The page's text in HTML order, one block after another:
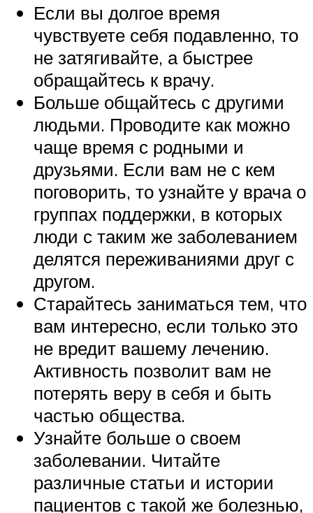
Если вы долгое время
чувствуете себя подавленно, то
не затягивайте, а быстрее
обращайтесь к врачу.
Больше общайтесь с другими
людьми. Проводите как можно
чаще время с родными и
друзьями. Если вам не с кем
поговорить, то узнайте у врача о
группах поддержки, в которых
люди с таким же заболеванием
делятся переживаниями друг с
другом.
Старайтесь заниматься тем, что
вам интересно, если только это
не вредит вашему лечению.
Активность позволит вам не
потерять веру в себя и быть
частью общества.
Узнайте больше о своем
заболевании. Читайте
различные статьи и истории
пациентов с такой же болезнью,